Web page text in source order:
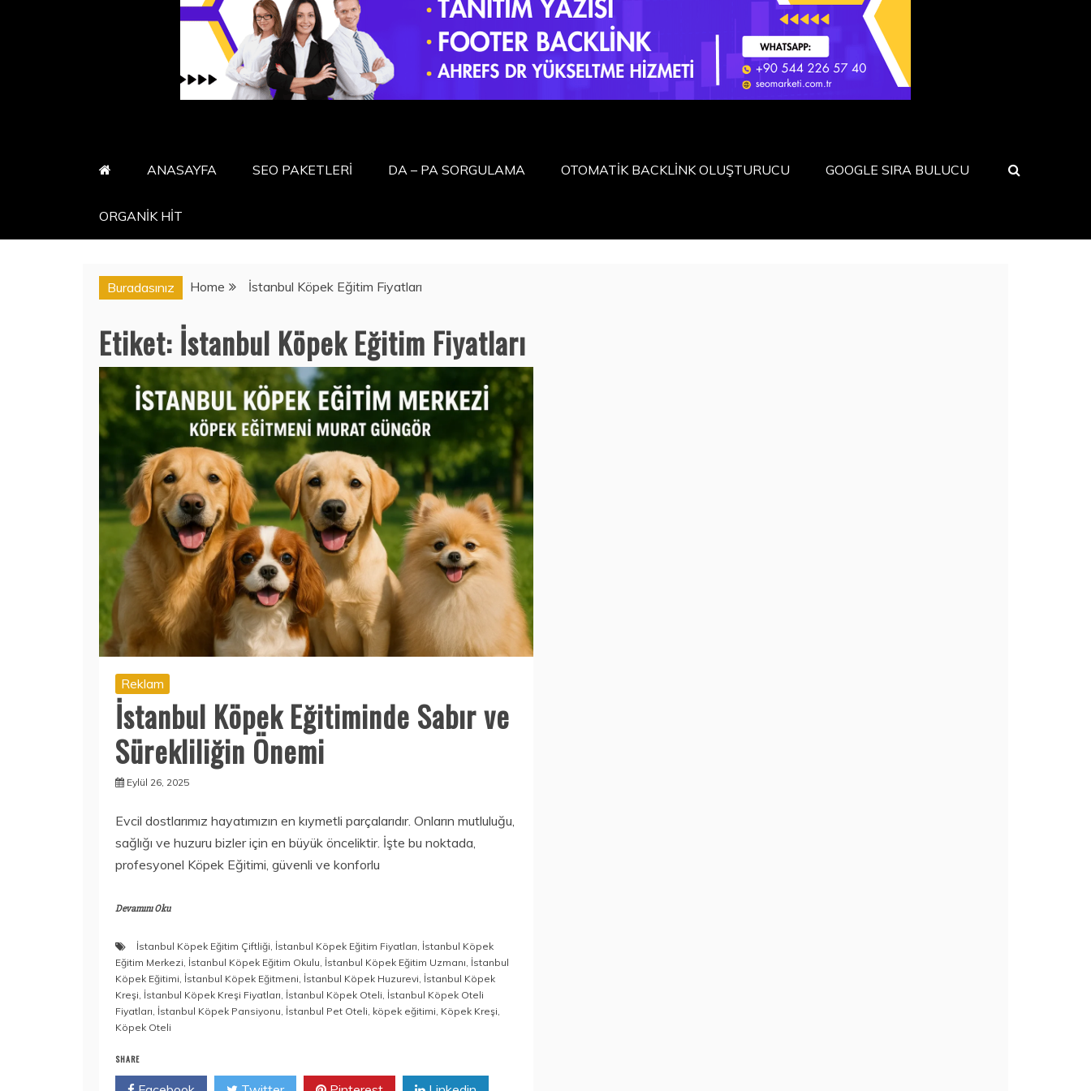
ANASAYFA SEO PAKETLERİ DA – PA SORGULAMA OTOMATİK BACKLİNK OLUŞTURUCU GOOGLE SIRA BULUCU
ORGANİK HİT
Buradasınız Home İstanbul Köpek Eğitim Fiyatları
Etiket: İstanbul Köpek Eğitim Fiyatları
Reklam
İstanbul Köpek Eğitiminde Sabır ve
Sürekliliğin Önemi
Eylül 26, 2025
Evcil dostlarımız hayatımızın en kıymetli parçalarıdır. Onların mutluluğu,
sağlığı ve huzuru bizler için en büyük önceliktir. İşte bu noktada,
profesyonel Köpek Eğitimi, güvenli ve konforlu
Devamını Oku
İstanbul Köpek Eğitim Çiftliği İstanbul Köpek Eğitim Fiyatları İstanbul Köpek
Eğitim Merkezi İstanbul Köpek Eğitim Okulu İstanbul Köpek Eğitim Uzmanı İstanbul
Köpek Eğitimi İstanbul Köpek Eğitmeni İstanbul Köpek Huzurevi İstanbul Köpek
Kreşi İstanbul Köpek Kreşi Fiyatları İstanbul Köpek Oteli İstanbul Köpek Oteli
Fiyatları İstanbul Köpek Pansiyonu İstanbul Pet Oteli köpek eğitimi Köpek Kreşi
Köpek Oteli
SHARE